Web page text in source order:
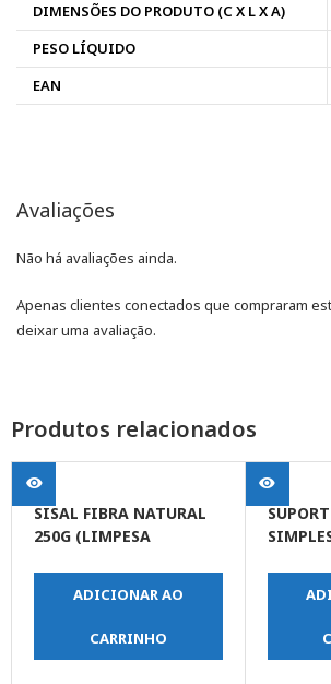
DIMENSÕES DO PRODUTO (C X L X A)
PESO LÍQUIDO
EAN
Avaliações
Não há avaliações ainda.
Apenas clientes conectados que compraram
deixar uma avaliação.
Produtos relacionados
SISAL FIBRA NATURAL
250G (LIMPESA
ADICIONAR AO
CARRINHO